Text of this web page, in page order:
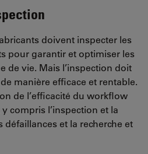
doivent inspecter les
pour garantir et optimiser les
de vie. Mais l’inspection doit
manière efficace et rentable.
de l’efficacité du workflow
compris l’inspection et la
défaillances et la recherche et